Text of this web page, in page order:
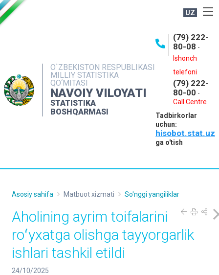
UZ
O`ZBEKISTON RESPUBLIKASI
MILLIY STATISTIKA
QO‘MITASI
NAVOIY VILOYATI
STATISTIKA
BOSHQARMASI
(79) 222-
80-08 -
Ishonch
telefoni
(79) 222-
80-00 -
Call Centre
Tadbirkorlar
uchun:
hisobot.stat.uz
ga o'tish
OCHIQ MA'LUMOTLAR
INTERAKTIV XIZMATLAR
MUROJAATLAR
Asosiy sahifa Matbuot xizmati So'nggi yangiliklar
Aholining ayrim toifalarini
roʻyxatga olishga tayyorgarlik
ishlari tashkil etildi
24/10/2025